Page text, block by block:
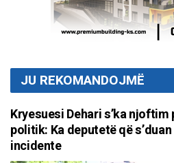
JU REKOMANDOJMË
Kryesuesi Dehari s’ka
politik: Ka deputetë që
incidente